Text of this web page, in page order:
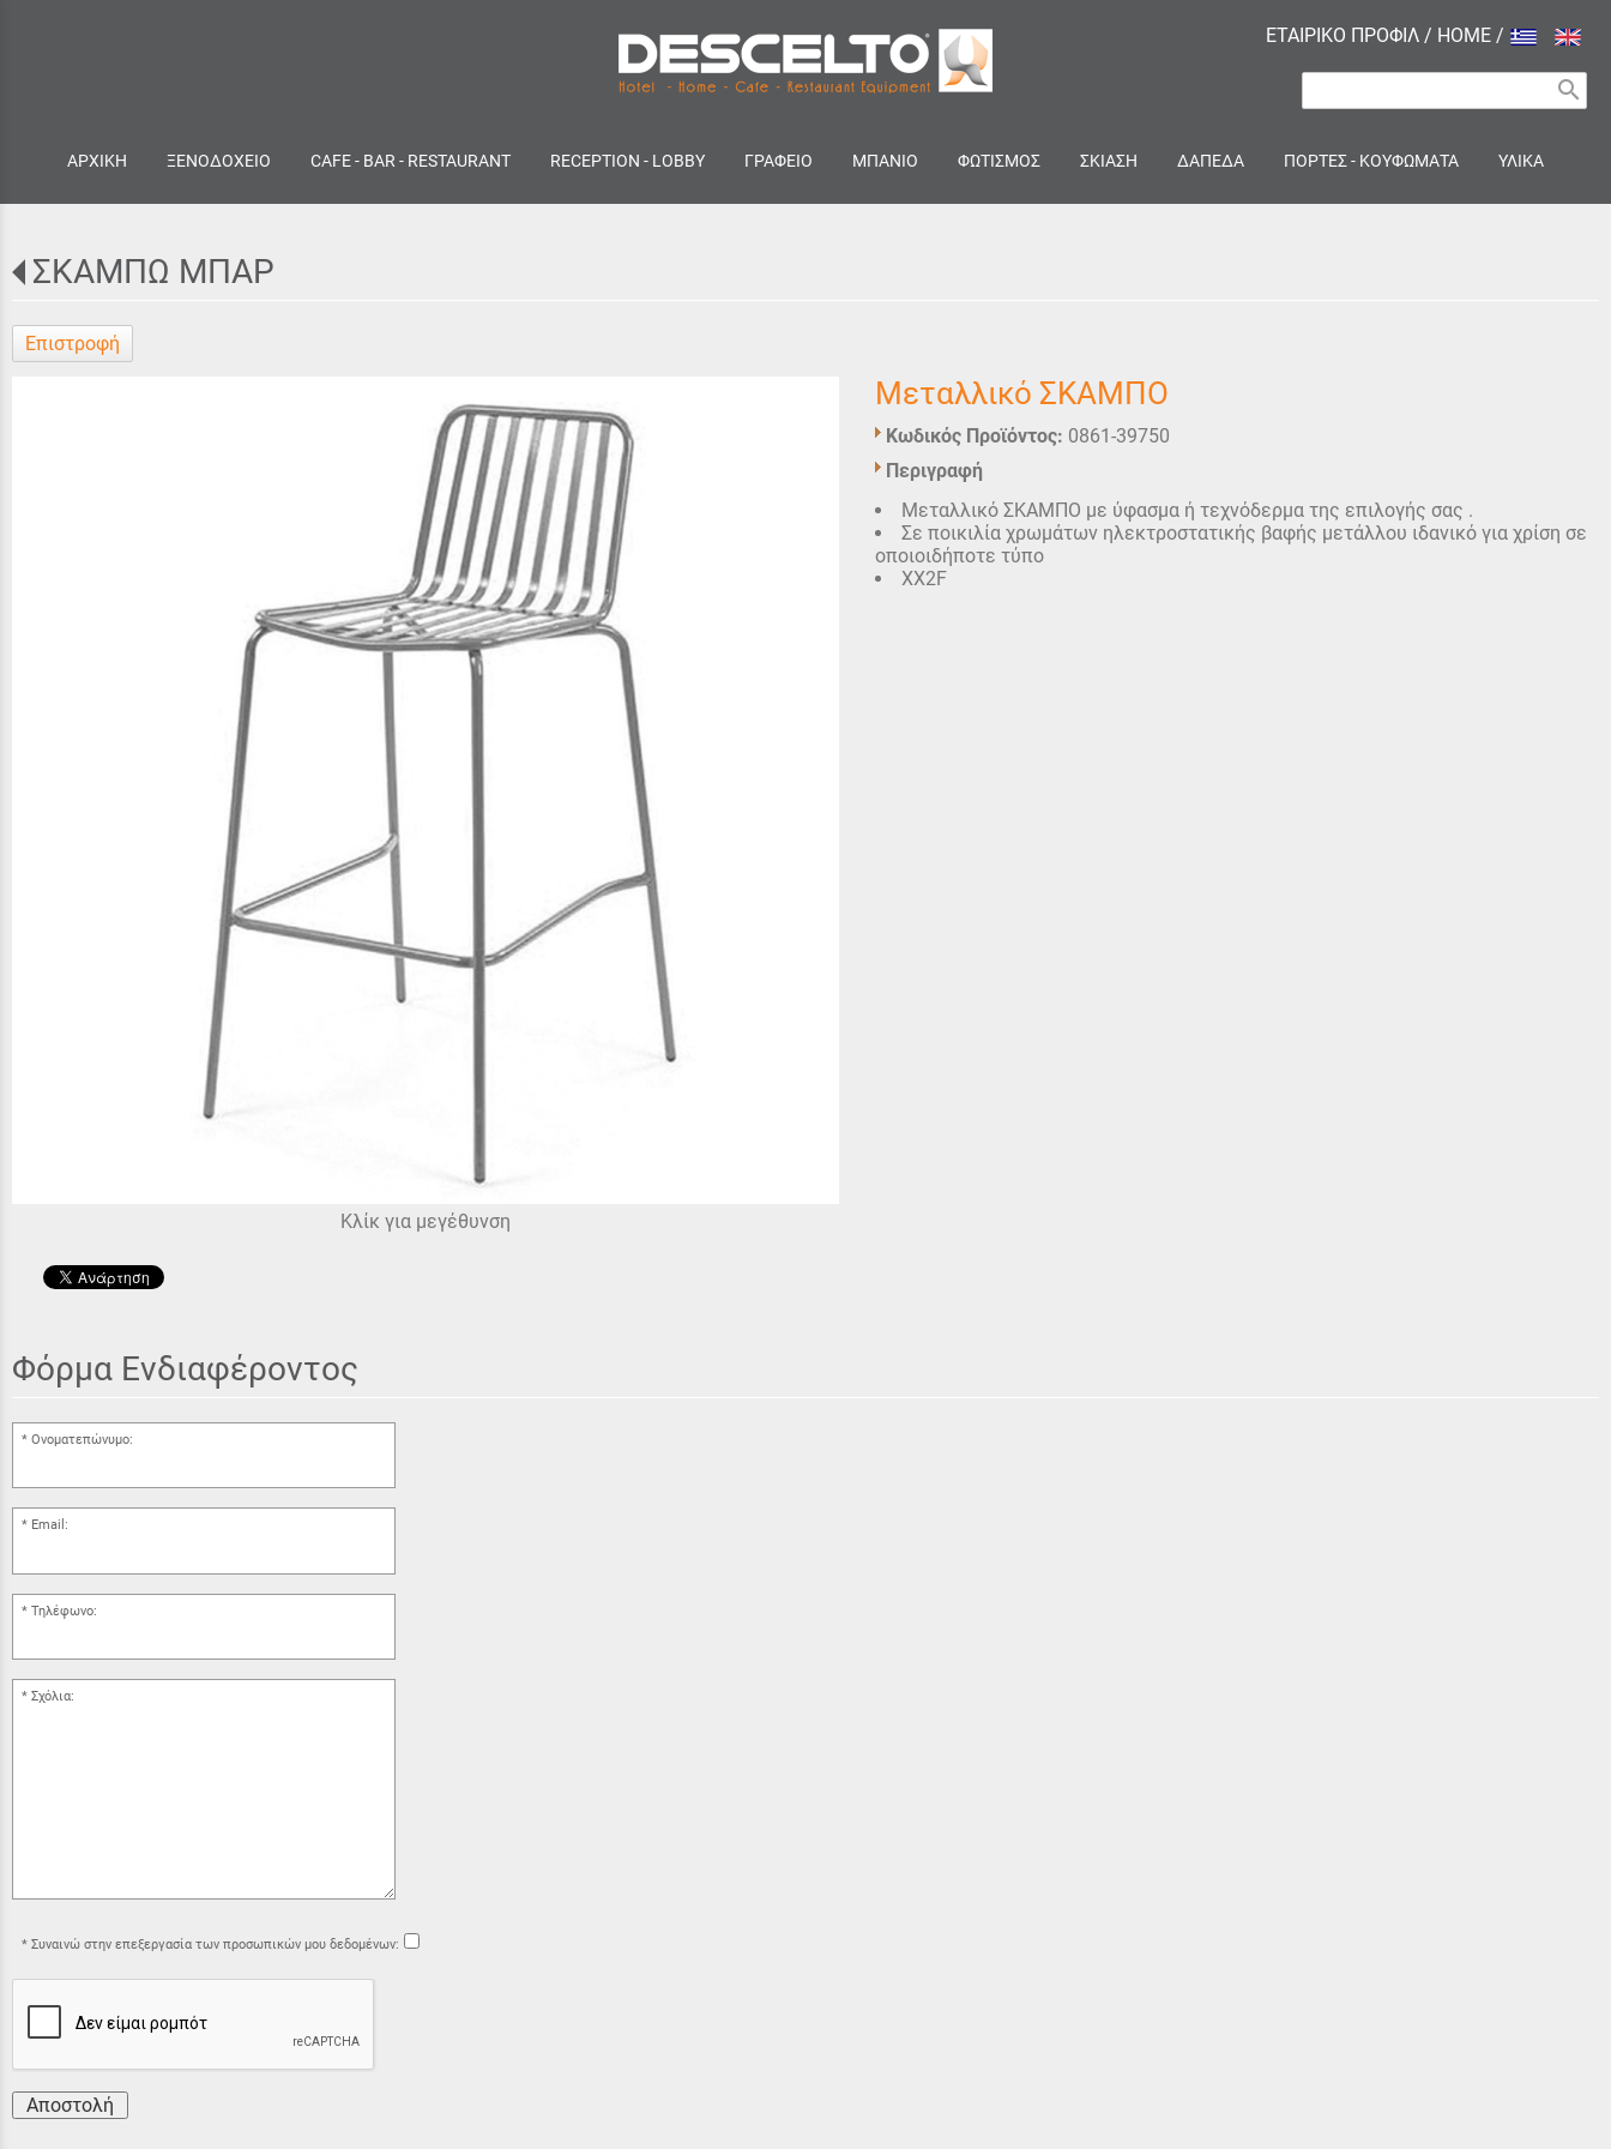
ΕΤΑΙΡΙΚΟ ΠΡΟΦΙΛ / HOME /
search
ΑΡΧΙΚΗ ΞΕΝΟΔΟΧΕΙΟ CAFE - BAR - RESTAURANT RECEPTION - LOBBY ΓΡΑΦΕΙΟ ΜΠΑΝΙΟ ΦΩΤΙΣΜΟΣ ΣΚΙΑΣΗ ΔΑΠΕΔΑ ΠΟΡΤΕΣ - ΚΟΥΦΩΜΑΤΑ ΥΛΙΚΑ
ΣΚΑΜΠΩ ΜΠΑΡ
Επιστροφή
Κλίκ για μεγέθυνση
Μεταλλικό ΣΚΑΜΠΟ
Κωδικός Προϊόντος: 0861-39750
Περιγραφή
Μεταλλικό ΣΚΑΜΠΟ με ύφασμα ή τεχνόδερμα της επιλογής σας .
Σε ποικιλία χρωμάτων ηλεκτροστατικής βαφής μετάλλου ιδανικό για χρίση σε
οποιοιδήποτε τύπο
XX2F
Φόρμα Ενδιαφέροντος
Ονοματεπώνυμο:
Email:
Τηλέφωνο:
Σχόλια:
Συναινώ στην επεξεργασία των προσωπικών μου δεδομένων:
Αποστολή